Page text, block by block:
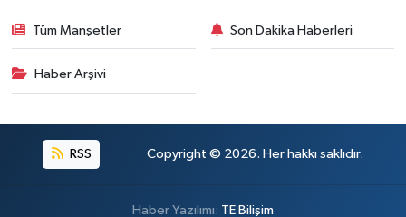
Tüm Manşetler Son Dakika Haberleri
Haber Arşivi
RSS Copyright © 2026. Her hakkı saklıdır.
Haber Yazılımı: TE Bilişim